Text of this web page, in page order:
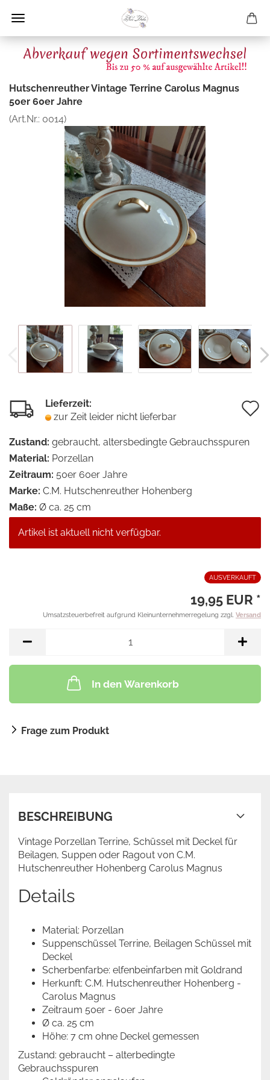
Hutschenreuther Vintage Terrine Carolus Magnus
50er 60er Jahre
(Art.Nr.: 0014)
Lieferzeit:
zur Zeit leider nicht lieferbar
Zustand: gebraucht, altersbedingte Gebrauchsspuren
Material: Porzellan
Zeitraum: 50er 60er Jahre
Marke: C.M. Hutschenreuther Hohenberg
Maße: Ø ca. 25 cm
Artikel ist aktuell nicht verfügbar.
AUSVERKAUFT
19,95 EUR *
Umsatzsteuerbefreit aufgrund Kleinunternehmerregelung zzgl. Versand
In den Warenkorb
Frage zum Produkt
BESCHREIBUNG
Vintage Porzellan Terrine, Schüssel mit Deckel für
Beilagen, Suppen oder Ragout von C.M.
Hutschenreuther Hohenberg Carolus Magnus
Details
Material: Porzellan
Suppenschüssel Terrine, Beilagen Schüssel mit
Deckel
Scherbenfarbe: elfenbeinfarben mit Goldrand
Herkunft: C.M. Hutschenreuther Hohenberg -
Carolus Magnus
Zeitraum 50er - 60er Jahre
Ø ca. 25 cm
Höhe: 7 cm ohne Deckel gemessen
Zustand: gebraucht – alterbedingte
Gebrauchsspuren